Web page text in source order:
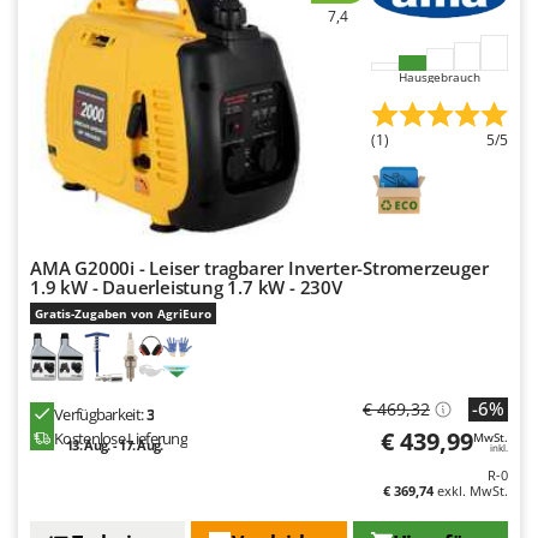
Makita
MAMMAMIA
Marcato
Marina Systems
Master
Mastercook
McCulloch
MCH
Michelin
Mille
Minox
Mockmill
More than chef
7,4
Hausgebrauch
(1) 5/5
AMA G2000i - Leiser tragbarer Inverter-Stromerzeuger
1.9 kW - Dauerleistung 1.7 kW - 230V
Gratis-Zugaben von AgriEuro
Verfügbarkeit:3
Kostenlose Lieferung
13. Aug. - 17. Aug.
€ 469,32 -6%
€ 439,99MwSt.
inkl.
R-0
€ 369,74exkl. MwSt.